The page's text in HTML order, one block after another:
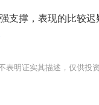
撑，表现的比较迟
表明证实其描述，仅供投